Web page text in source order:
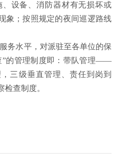
设备、消防器材有无损坏或
象；按照规定的夜间巡逻路线
务水平，对派驻至各单位的保
”的管理制度即：带队管理——
三级垂直管理、责任到岗到
检查制度。